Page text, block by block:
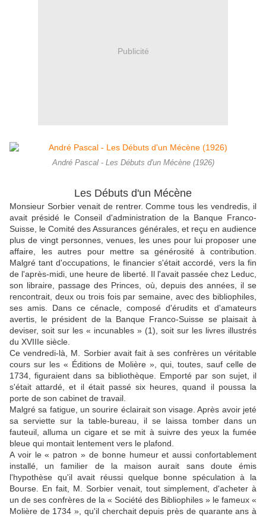
Publicité
André Pascal - Les Débuts d'un Mécène (1926)
Les Débuts d'un Mécène
Monsieur Sorbier venait de rentrer. Comme tous les vendredis, il
avait présidé le Conseil d'administration de la Banque Franco-
Suisse, le Comité des Assurances générales, et reçu en audience
plus de vingt personnes, venues, les unes pour lui proposer une
affaire, les autres pour mettre sa générosité à contribution.
Malgré tant d'occupations, le financier s'était accordé, vers la fin
de l'après-midi, une heure de liberté. Il l'avait passée chez Leduc,
son libraire, passage des Princes, où, depuis des années, il se
rencontrait, deux ou trois fois par semaine, avec des bibliophiles,
ses amis. Dans ce cénacle, composé d'érudits et d'amateurs
avertis, le président de la Banque Franco-Suisse se plaisait à
deviser, soit sur les « incunables » (1), soit sur les livres illustrés
du XVIIIe siècle.
Ce vendredi-là, M. Sorbier avait fait à ses confrères un véritable
cours sur les « Éditions de Molière », qui, toutes, sauf celle de
1734, figuraient dans sa bibliothèque. Emporté par son sujet, il
s'était attardé, et il était passé six heures, quand il poussa la
porte de son cabinet de travail.
Malgré sa fatigue, un sourire éclairait son visage. Après avoir jeté
sa serviette sur la table-bureau, il se laissa tomber dans un
fauteuil, alluma un cigare et se mit à suivre des yeux la fumée
bleue qui montait lentement vers le plafond.
A voir le « patron » de bonne humeur et aussi confortablement
installé, un familier de la maison aurait sans doute émis
l'hypothèse qu'il avait réussi quelque bonne spéculation à la
Bourse. En fait, M. Sorbier venait, tout simplement, d'acheter à
un de ses confrères de la « Société des Bibliophiles » le fameux «
Molière de 1734 », qu'il cherchait depuis près de quarante ans à